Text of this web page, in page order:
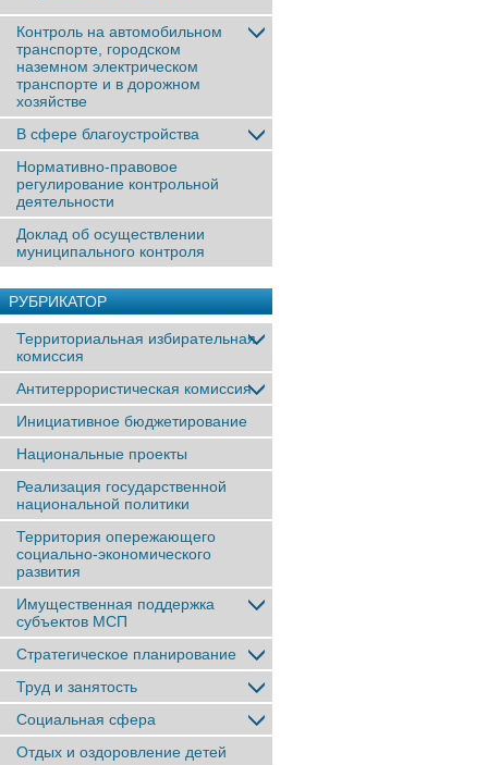
Контроль на автомобильном
транспорте, городском
наземном электрическом
транспорте и в дорожном
хозяйстве
В сфере благоустройства
Нормативно-правовое
регулирование контрольной
деятельности
Доклад об осуществлении
муниципального контроля
РУБРИКАТОР
Территориальная избирательная
комиссия
Антитеррористическая комиссия
Инициативное бюджетирование
Национальные проекты
Реализация государственной
национальной политики
Территория опережающего
социально-экономического
развития
Имущественная поддержка
субъектов МСП
Стратегическое планирование
Труд и занятость
Социальная сфера
Отдых и оздоровление детей